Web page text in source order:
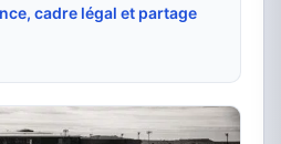
cadre légal et partage